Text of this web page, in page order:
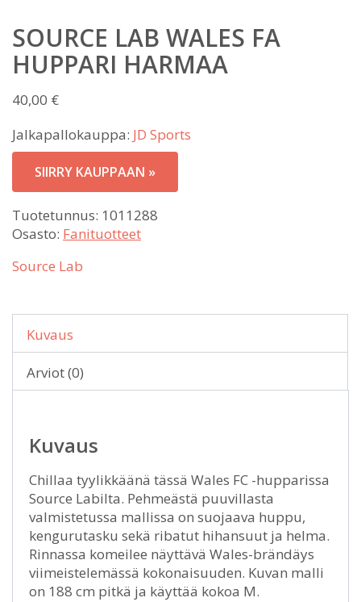
SOURCE LAB WALES FA
HUPPARI HARMAA
40,00 €
Jalkapallokauppa: JD Sports
SIIRRY KAUPPAAN »
Tuotetunnus: 1011288
Osasto: Fanituotteet
Source Lab
Kuvaus
Arviot (0)
Kuvaus
Chillaa tyylikkäänä tässä Wales FC -hupparissa
Source Labilta. Pehmeästä puuvillasta
valmistetussa mallissa on suojaava huppu,
kengurutasku sekä ribatut hihansuut ja helma.
Rinnassa komeilee näyttävä Wales-brändäys
viimeistelemässä kokonaisuuden. Kuvan malli
on 188 cm pitkä ja käyttää kokoa M.